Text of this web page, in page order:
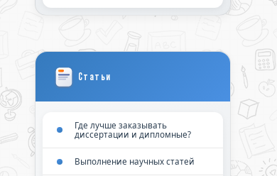
Статьи
Где лучше заказывать
диссертации и дипломные?
Выполнение научных статей